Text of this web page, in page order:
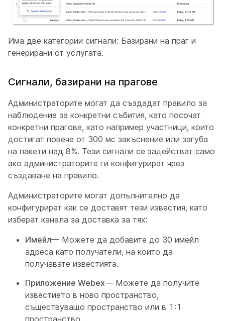
Има две категории сигнали: Базирани на праг и
генерирани от услугата.
Сигнали, базирани на прагове
Администраторите могат да създадат правило за
наблюдение за конкретни събития, като посочат
конкретни прагове, като например участници, които
достигат повече от 300 мс закъснение или загуба
на пакети над 8%. Тези сигнали се задействат само
ако администраторите ги конфигурират чрез
създаване на правило.
Администраторите могат допълнително да
конфигурират как се доставят тези известия, като
изберат канала за доставка за тях:
Имейл— Можете да добавите до 30 имейл
адреса като получатели, на които да
получавате известията.
Приложение Webex— Можете да получите
известието в ново пространство,
съществуващо пространство или в 1:1
пространство.